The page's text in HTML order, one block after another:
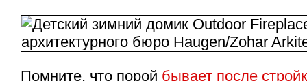
Помните, что порой бывает после